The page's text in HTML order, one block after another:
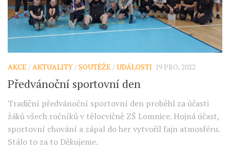
AKCE /AKTUALITY/SOUTĚŽE /UDÁLOSTI 19 PRO, 2022
Předvánoční sportovní den
Tradiční předvánoční sportovní den proběhl za účasti
žáků všech ročníků v tělocvičně ZŠ Lomnice. Hojná účast,
sportovní chování a zápal do her vytvořil fajn atmosféru.
Stálo to za to Děkujeme.